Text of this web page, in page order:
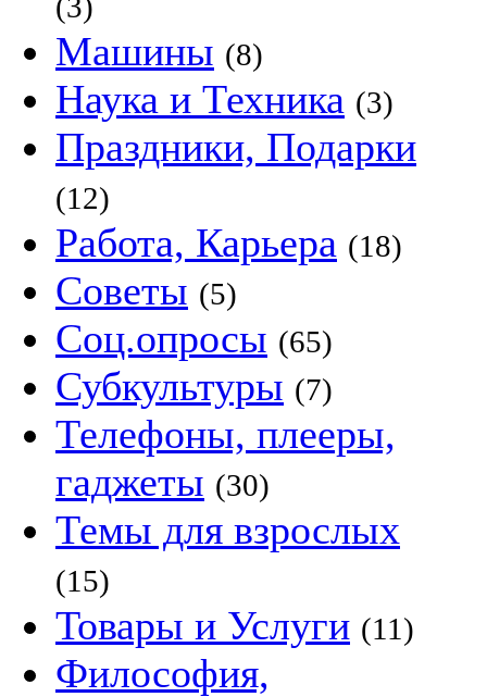
Машины (8)
Наука и Техника (3)
Праздники, Подарки
(12)
Работа, Карьера (18)
Советы (5)
Соц.опросы (65)
Субкультуры (7)
Телефоны, плееры,
гаджеты (30)
Темы для взрослых
(15)
Товары и Услуги (11)
Философия,